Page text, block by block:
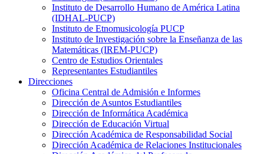
Instituto de Desarrollo Humano de América Latina
(IDHAL-PUCP)
Instituto de Etnomusicología PUCP
Instituto de Investigación sobre la Enseñanza de las
Matemáticas (IREM-PUCP)
Centro de Estudios Orientales
Representantes Estudiantiles
Direcciones
Oficina Central de Admisión e Informes
Dirección de Asuntos Estudiantiles
Dirección de Informática Académica
Dirección de Educación Virtual
Dirección Académica de Responsabilidad Social
Dirección Académica de Relaciones Institucionales